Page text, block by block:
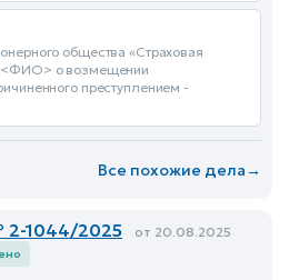
общества «Страховая
<ФИО> о возмещении
преступлением -
Все похожие дела→
1044/2025 от 20.08.2025